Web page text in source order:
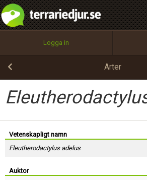
Logga in
Arter
Vetenskapligt namn
Eleutherodactylus adelus
Auktor
Utför
100%
OK
integritetspolicy
Namn:
Epost:
Lösenord:
Begär nytt lösenord